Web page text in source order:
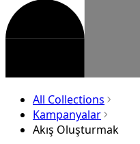
All Collections
Kampanyalar
Akış Oluşturmak